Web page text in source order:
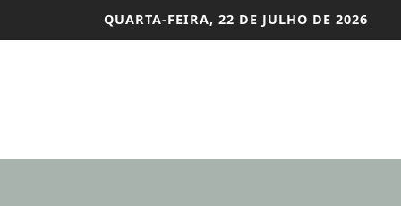
QUARTA-FEIRA, 22 DE JULHO DE 2026